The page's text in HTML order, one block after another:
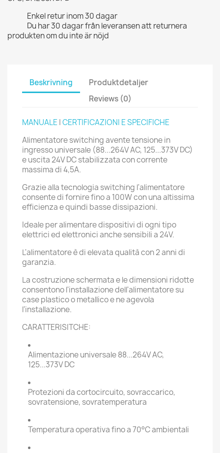
Enkel retur inom 30 dagar
Du har 30 dagar från leveransen att returnera
produkten om du inte är nöjd
Beskrivning
Produktdetaljer
Reviews (0)
MANUALE|CERTIFICAZIONI E SPECIFICHE
Alimentatore switching avente tensione in
ingresso universale (88...264V AC, 125...373V DC)
e uscita 24V DC stabilizzata con corrente
massima di 4,5A.
Grazie alla tecnologia switching l'alimentatore
consente di fornire fino a 100W con una altissima
efficienza e quindi basse dissipazioni.
Ideale per alimentare dispositivi di ogni tipo
elettrici ed elettronici anche sensibili a 24V.
L'alimentatore è di elevata qualità con 2 anni di
garanzia.
La costruzione schermata e le dimensioni ridotte
consentono l'installazione dell'alimentatore su
case plastico o metallico e ne agevola
l'installazione.
CARATTERISITCHE:
Alimentazione universale 88...264V AC,
125...373V DC
Protezioni da cortocircuito, sovraccarico,
sovratensione, sovratemperatura
Temperatura operativa fino a 70°C ambientali